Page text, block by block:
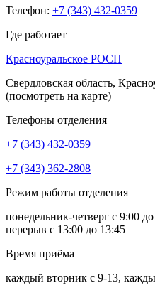
Телефон: +7 (343) 432-0359
Где работает
Красноуральское РОСП
Свердловская область,
(посмотреть на карте)
Телефоны отделения
+7 (343) 432-0359
+7 (343) 362-2808
Режим работы отделения
понедельник-четверг с 9:00
перерыв с 13:00 до 13:45
Время приёма
каждый вторник с 9-13,